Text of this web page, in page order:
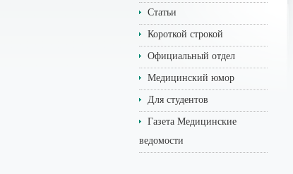
Статьи
Короткой строкой
Официальный отдел
Медицинский юмор
Для студентов
Газета Медицинские
ведомости